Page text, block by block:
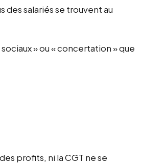
des salariés se trouvent au
» ou « concertation » que
profits, ni la CGT ne se